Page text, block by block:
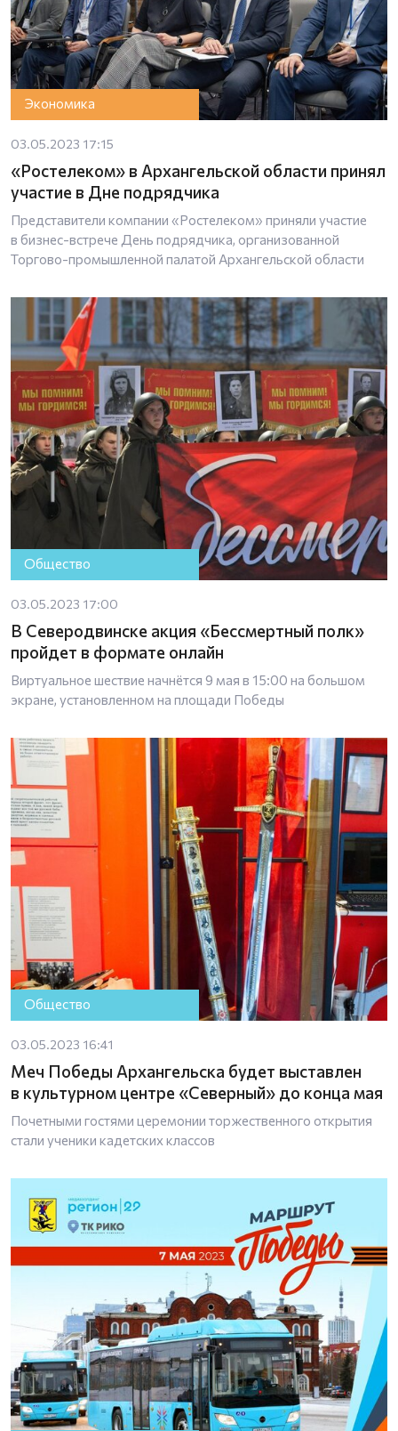
Экономика
03.05.2023 17:15
«Ростелеком» в Архангельской области принял
участие в Дне подрядчика
Представители компании «Ростелеком» приняли участие
в бизнес-встрече День подрядчика, организованной
Торгово-промышленной палатой Архангельской области
Общество
03.05.2023 17:00
В Северодвинске акция «Бессмертный полк»
пройдет в формате онлайн
Виртуальное шествие начнётся 9 мая в 15:00 на большом
экране, установленном на площади Победы
Общество
03.05.2023 16:41
Меч Победы Архангельска будет выставлен
в культурном центре «Северный» до конца мая
Почетными гостями церемонии торжественного открытия
стали ученики кадетских классов